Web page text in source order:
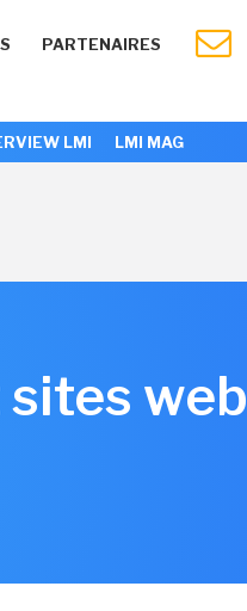
PARTENAIRES
LMI LMI MAG
web